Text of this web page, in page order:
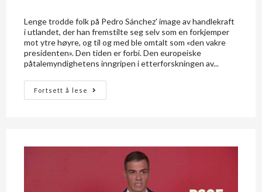
Lenge trodde folk på Pedro Sánchez' image av handlekraft
i utlandet, der han fremstilte seg selv som en forkjemper
mot ytre høyre, og til og med ble omtalt som «den vakre
presidenten». Den tiden er forbi. Den europeiske
påtalemyndighetens inngripen i etterforskningen av...
Fortsett å lese